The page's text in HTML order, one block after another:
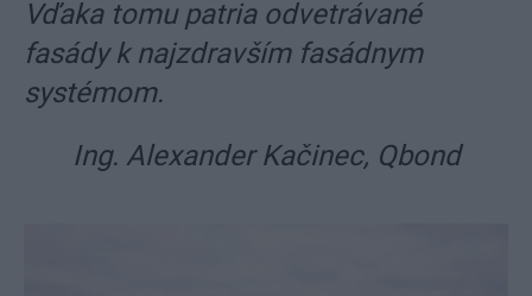
Vďaka tomu patria odvetrávané
fasády k najzdravším fasádnym
systémom.
Ing. Alexander Kačinec, Qbond